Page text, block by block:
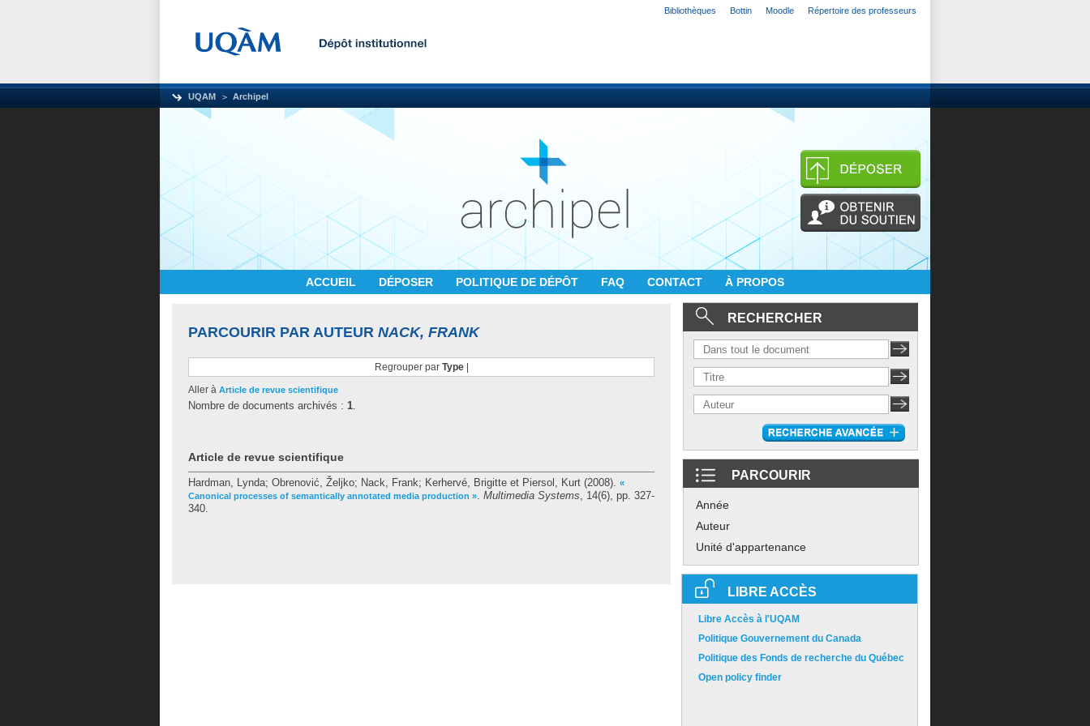
Bibliothèques Bottin Moodle Répertoire des professeurs
UQAM Archipel
ACCUEIL DÉPOSER POLITIQUE DE DÉPÔT FAQ CONTACT À PROPOS
PARCOURIR PAR AUTEUR NACK, FRANK
Regrouper par Type|
Aller à Article de revue scientifique
Nombre de documents archivés : 1.
Article de revue scientifique
Hardman, Lynda; Obrenović, Željko; Nack, Frank; Kerhervé, Brigitte et Piersol, Kurt (2008). «
Canonical processes of semantically annotated media production ». Multimedia Systems, 14(6), pp. 327-
340.
RECHERCHER
PARCOURIR
Année
Auteur
Unité d'appartenance
LIBRE ACCÈS
Libre Accès à l'UQAM
Politique Gouvernement du Canada
Politique des Fonds de recherche du Québec
Open policy finder